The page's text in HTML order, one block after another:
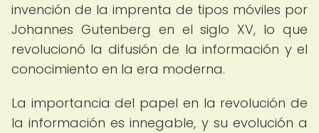
invención de la imprenta de tipos móviles por
Johannes Gutenberg en el siglo XV, lo que
revolucionó la difusión de la información y el
conocimiento en la era moderna.
La importancia del papel en la revolución de
la información es innegable, y su evolución a